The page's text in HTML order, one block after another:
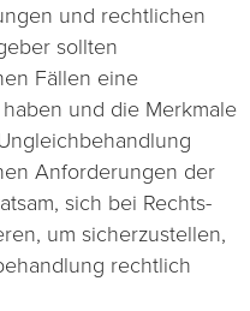
und rechtlichen
sollten
Fällen eine
und die Merkmale
Anforderungen der
sich bei Rechts-
um sicherzustellen,
rechtlich